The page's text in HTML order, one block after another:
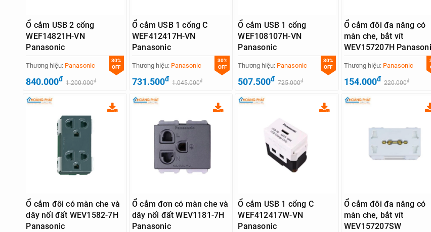
Ổ cắm USB 2 cổng
WEF14821H-VN
Panasonic
30%
OFF
Thương hiệu: Panasonic
840.000đ 1.200.000đ
Ổ cắm USB 1 cổng C
WEF412417H-VN
Panasonic
30%
OFF
Thương hiệu: Panasonic
731.500đ 1.045.000đ
Ổ cắm USB 1 cổng
WEF108107H-VN
Panasonic
30%
OFF
Thương hiệu: Panasonic
507.500đ 725.000đ
Ổ cắm đôi đa năng có
màn che, bắt vít
WEV157207H
Thương hiệu: Panasonic
154.000đ 220.000đ
Ổ cắm đôi có màn che và
dây nối đất WEV1582-7H
Panasonic
Ổ cắm đơn có màn che và
dây nối đất WEV1181-7H
Panasonic
Ổ cắm USB 1 cổng C
WEF412417W-VN
Panasonic
Ổ cắm đôi đa năng có
màn che, bắt vít
WEV157207SW